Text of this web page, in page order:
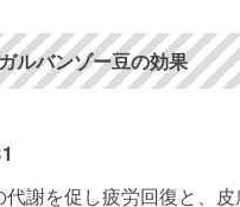
ルバンゾー豆の効果
代謝を促し疲労回復と、